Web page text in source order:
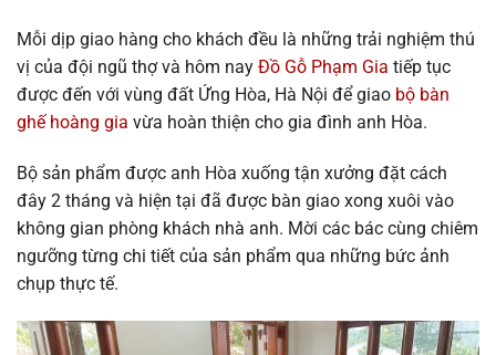
Mỗi dịp giao hàng cho khách đều là những trải nghiệm thú
vị của đội ngũ thợ và hôm nay Đồ Gỗ Phạm Gia tiếp tục
được đến với vùng đất Ứng Hòa, Hà Nội để giao bộ bàn
ghế hoàng gia vừa hoàn thiện cho gia đình anh Hòa.
Bộ sản phẩm được anh Hòa xuống tận xưởng đặt cách
đây 2 tháng và hiện tại đã được bàn giao xong xuôi vào
không gian phòng khách nhà anh. Mời các bác cùng chiêm
ngưỡng từng chi tiết của sản phẩm qua những bức ảnh
chụp thực tế.